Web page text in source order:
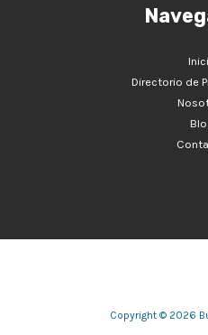
Directorio de
Copyright © 2026